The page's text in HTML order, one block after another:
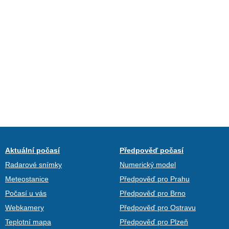
Aktuální počasí
Radarové snímky
Meteostanice
Počasí u vás
Webkamery
Teplotní mapa
Předpověď počasí
Numerický model
Předpověď pro Prahu
Předpověď pro Brno
Předpověď pro Ostravu
Předpověď pro Plzeň